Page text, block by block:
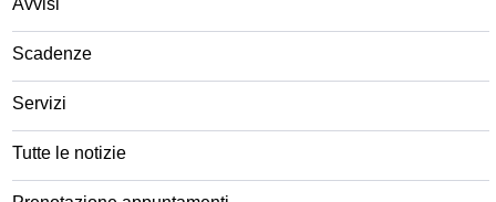
Avvisi
Scadenze
Servizi
Tutte le notizie